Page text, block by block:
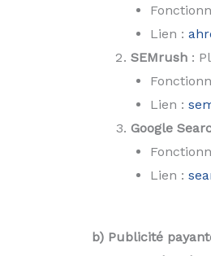
Lien :
SEMrush:
Lien :
Google
Lien :
b) Publicité